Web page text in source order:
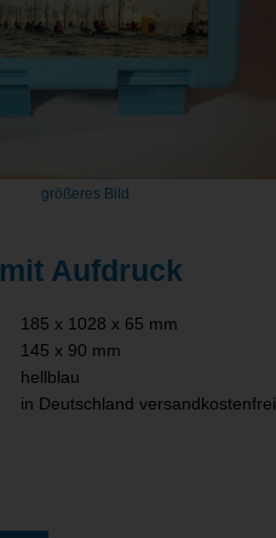
größeres Bild
Aufdruck
185 x 1028 x 65 mm
145 x 90 mm
hellblau
in Deutschland versandkostenfrei